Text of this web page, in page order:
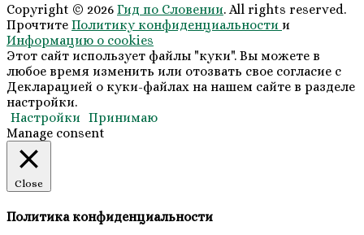
Copyright © 2026 Гид по Словении. All rights reserved.
Прочтите Политику конфиденциальности и
Информацию о cookies
Этот сайт использует файлы "куки". Вы можете в
любое время изменить или отозвать свое согласие с
Декларацией о куки-файлах на нашем сайте в разделе
настройки.
Настройки Принимаю
Manage consent
Close
Политика конфиденциальности